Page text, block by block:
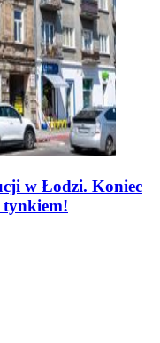
w Łodzi. Koniec
tynkiem!